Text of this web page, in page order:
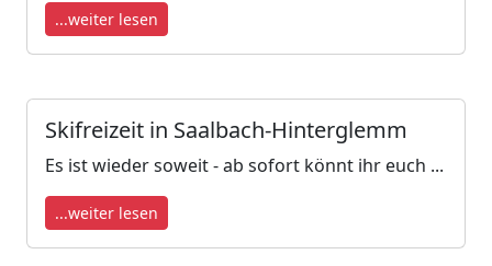
...weiter lesen
Skifreizeit in Saalbach-Hinterglemm
Es ist wieder soweit - ab sofort könnt ihr euch ...
...weiter lesen